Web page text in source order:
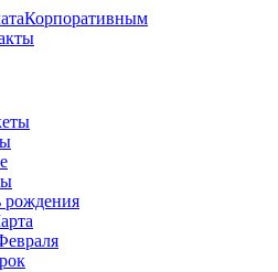
Корпоративным
рождения